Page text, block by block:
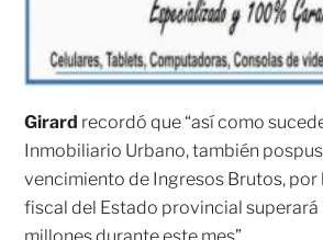
Girard recordó que “así como
Inmobiliario Urbano, también
vencimiento de Ingresos Brutos, por
fiscal del Estado provincial superará